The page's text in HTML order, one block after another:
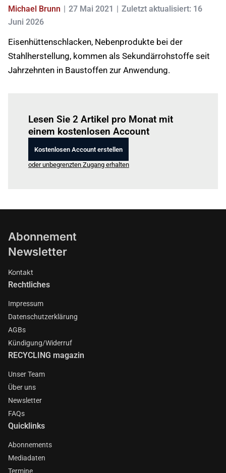
Michael Brunn 27 Mai 2021
Zuletzt aktualisiert: 16
Juni 2026
Eisenhüttenschlacken, Nebenprodukte bei der
Stahlherstellung, kommen als Sekundärrohstoffe seit
Jahrzehnten in Baustoffen zur Anwendung.
Lesen Sie 2 Artikel pro Monat mit
einem kostenlosen Account
Kostenlosen Account erstellen
oder unbegrenzten Zugang erhalten
Abonnement
Newsletter
Kontakt
Rechtliches
Impressum
Datenschutzerklärung
AGBs
Kündigung/Widerruf
RECYCLING magazin
Unser Team
Über uns
Newsletter
FAQs
Quicklinks
Abonnements
Mediadaten
Termine